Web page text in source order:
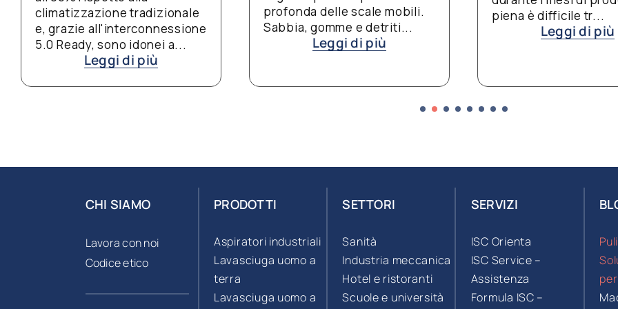
tradizionale
idonei a...
profonda delle scale mobili.
Sabbia, gomme e detriti...
piena è difficile tr...
CHI SIAMO
Lavora con noi
Codice etico
PRODOTTI
Aspiratori industriali
Lavasciuga uomo a
terra
Lavasciuga uomo a
SETTORI
Sanità
Industria meccanica
Hotel e ristoranti
Scuole e università
SERVIZI
ISC Orienta
ISC Service –
Assistenza
Formula ISC –